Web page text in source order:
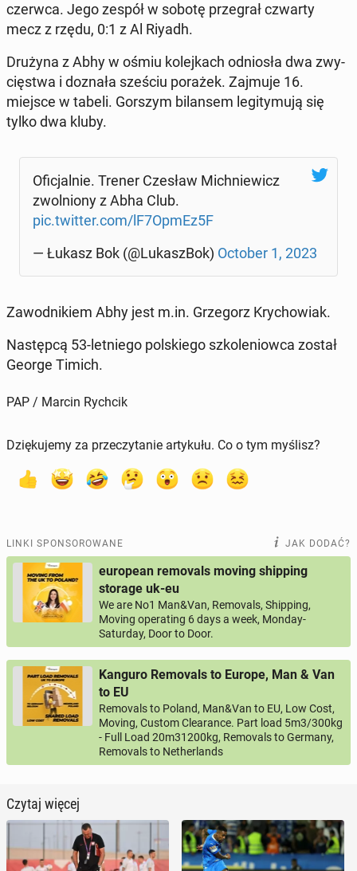
czerwca. Jego zespół w sobotę prze­grał czwarty
mecz z rzędu, 0:1 z Al Riyadh.
Drużyna z Abhy w ośmiu ko­lej­kach od­nio­sła dwa zwy­
cię­stwa i doznała sześciu porażek. Zajmuje 16.
miejsce w tabeli. Gorszym bi­lan­sem le­gi­ty­mu­ją się
tylko dwa kluby.
Ofi­cjal­nie. Trener Czesław Mich­nie­wicz
zwol­nio­ny z Abha Club.
pic.twitter.com/lF7OpmEz5F
— Łukasz Bok (@Lu­ka­szBok) October 1, 2023
Za­wod­ni­kiem Abhy jest m.in. Grze­gorz Kry­cho­wiak.
Na­stęp­cą 53-let­nie­go pol­skie­go szko­le­niow­ca został
George Timich.
PAP / Marcin Rychcik
Dziękujemy za przeczytanie artykułu. Co o tym myślisz?
LINKI SPONSOROWANE JAK DODAĆ?
european removals moving shipping
storage uk-eu
We are No1 Man&Van, Removals, Shipping,
Moving operating 6 days a week, Monday-
Saturday, Door to Door.
Kanguro Removals to Europe, Man & Van
to EU
Removals to Poland, Man&Van to EU, Low Cost,
Moving, Custom Clearance. Part load 5m3/300kg
- Full Load 20m31200kg, Removals to Germany,
Removals to Netherlands
Czytaj więcej